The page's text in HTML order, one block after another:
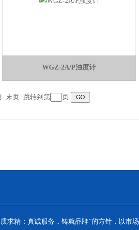
WGZ-2A/P浊度计
末页 跳转到第 页
求精；真诚服务，铸就品牌”的方针，以市场